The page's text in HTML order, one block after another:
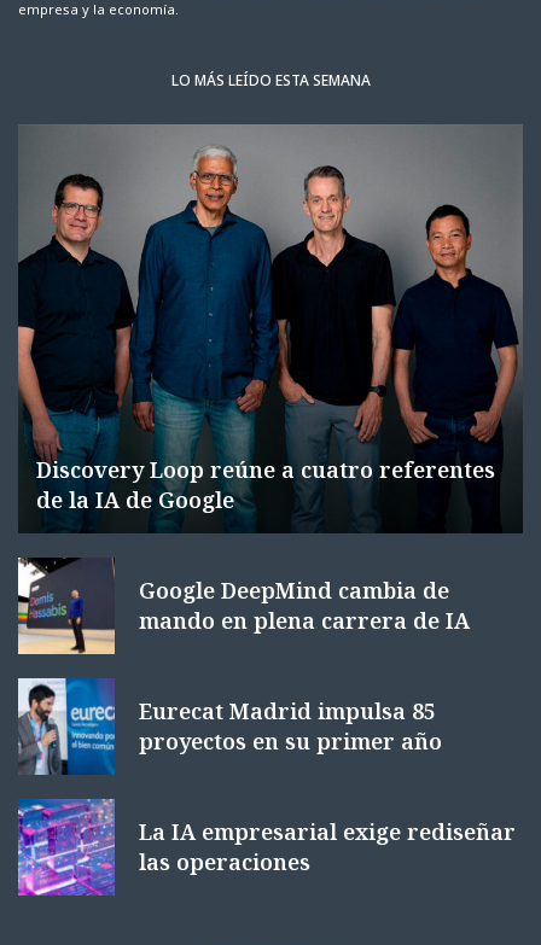
empresa y la economía.
LO MÁS LEÍDO ESTA SEMANA
Discovery Loop reúne a cuatro referentes
de la IA de Google
Google DeepMind cambia de
mando en plena carrera de IA
Eurecat Madrid impulsa 85
proyectos en su primer año
La IA empresarial exige rediseñar
las operaciones